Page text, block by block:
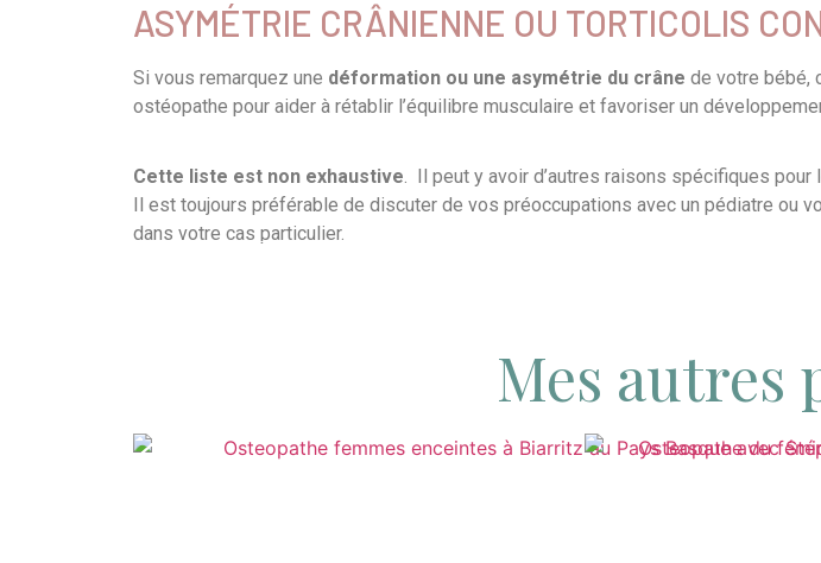
ASYMÉTRIE CRÂNIENNE OU TORTICOLIS
Si vous remarquez une déformation ou une asymétrie du crâne de votre bébé,
ostéopathe pour aider à rétablir l’équilibre musculaire et favoriser un
Cette liste est non exhaustive . Il peut y avoir d’autres raisons spécifiques
Il est toujours préférable de discuter de vos préoccupations avec un pédiatre ou
dans votre cas particulier.
Mes autres
FEMMES ENCEINTES